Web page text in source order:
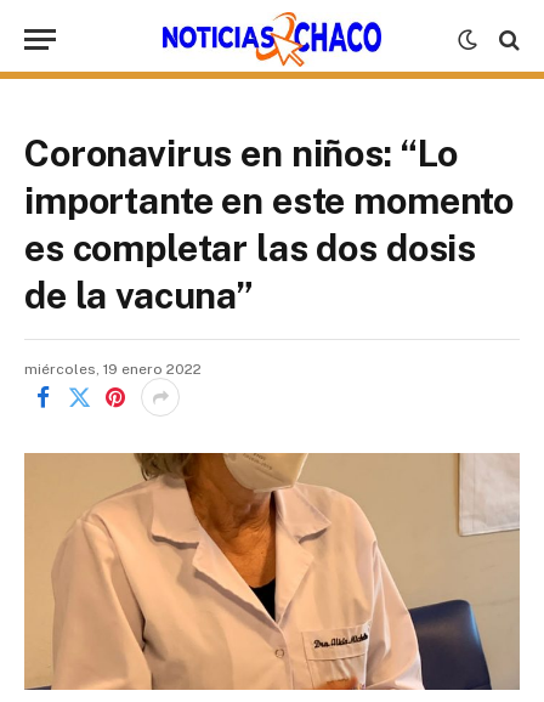
Coronavirus en niños: “Lo
importante en este momento
es completar las dos dosis
de la vacuna”
miércoles, 19 enero 2022